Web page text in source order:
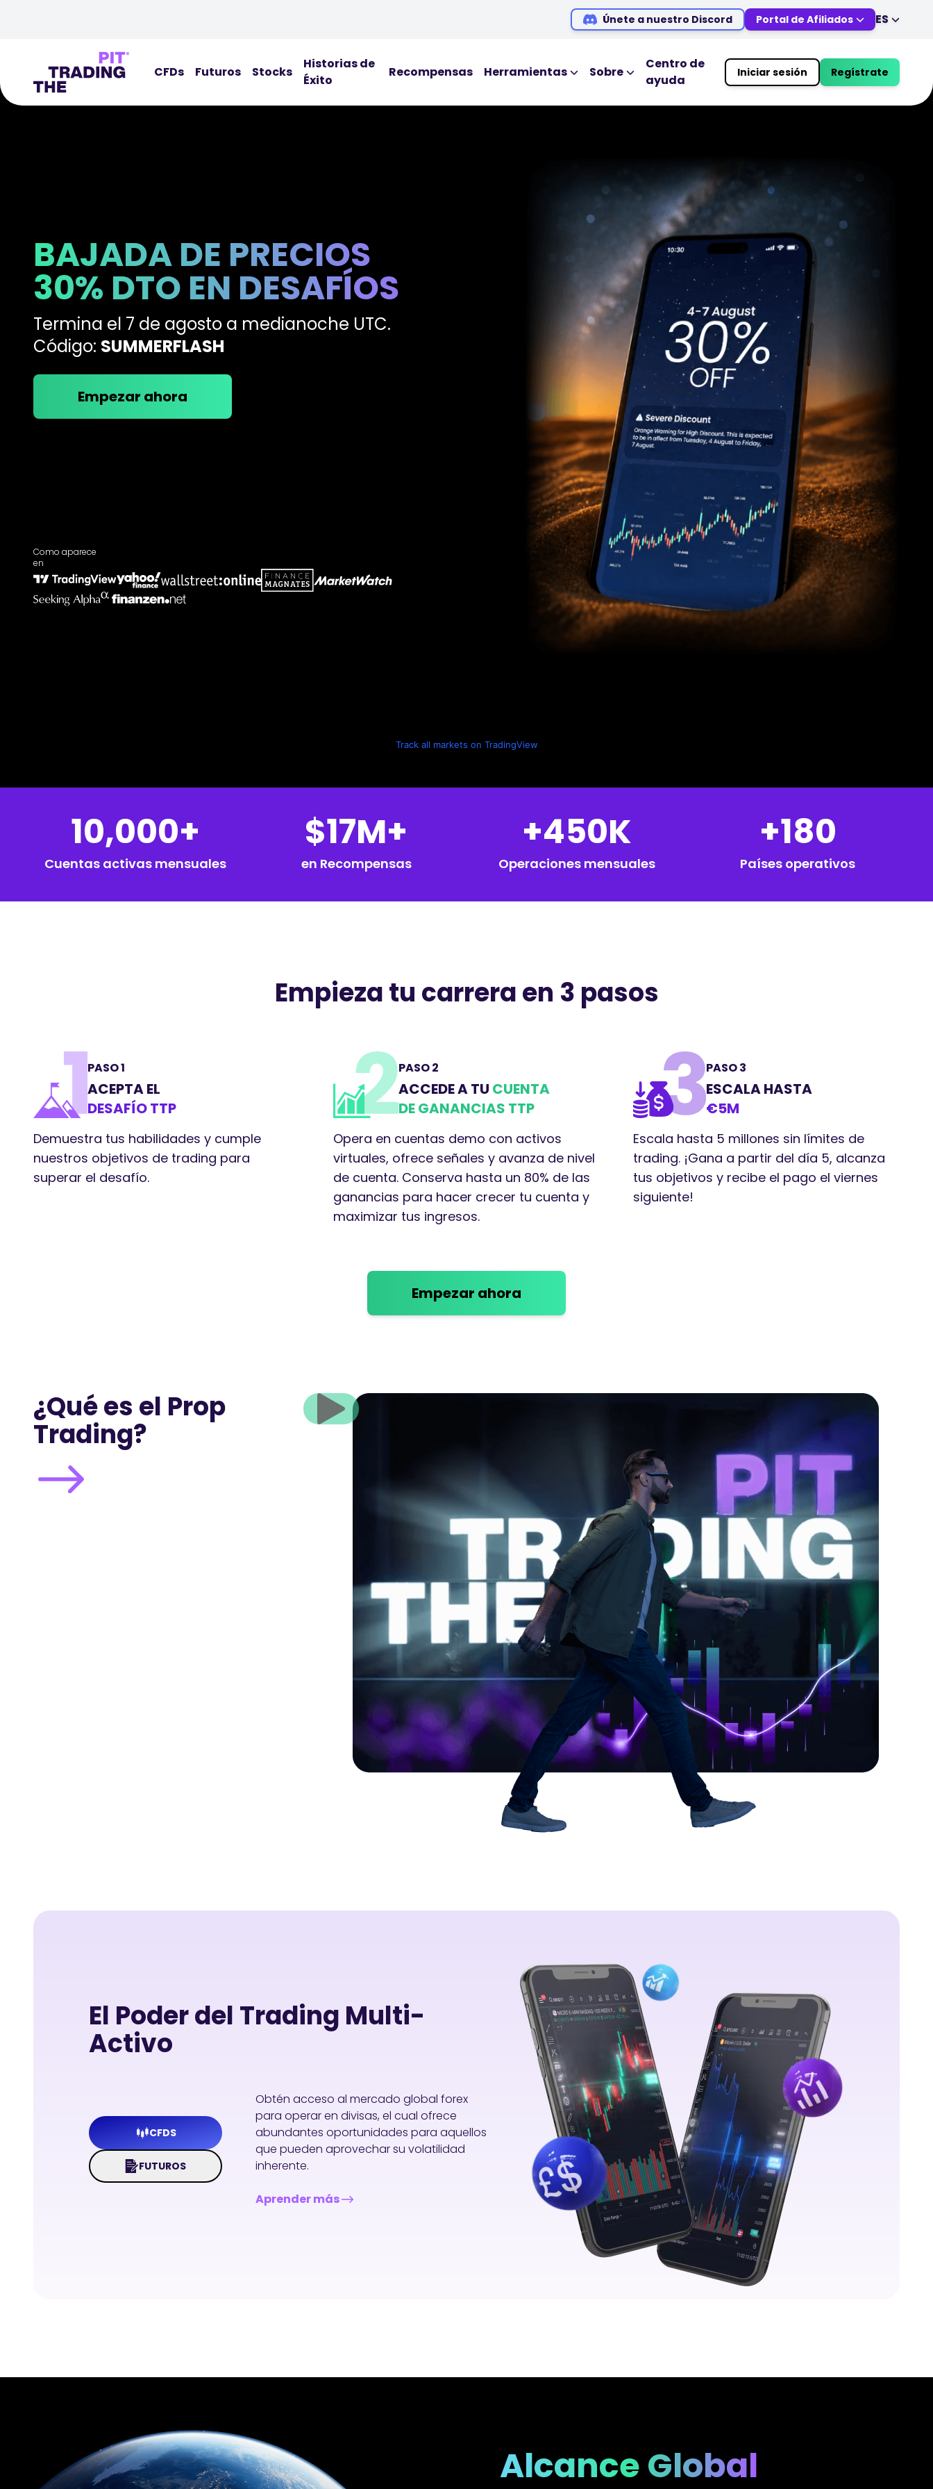
Únete a nuestro Discord Portal de Afiliados ES
EN
DE
MS
ZH
JA
AR
CFDs Futuros Stocks
Historias de
Éxito
Recompensas
Herramientas
Sobre
Centro de
ayuda
Iniciar sesión Regístrate
BAJADA DE PRECIOS
30% DTO EN DESAFÍOS
Termina el 7 de agosto a medianoche UTC.
Código: SUMMERFLASH
Empezar ahora
Como aparece
en
Track all markets on TradingView
10,000+
Cuentas activas mensuales
$17M+
en Recompensas
+450K
Operaciones mensuales
+180
Países operativos
Empieza tu carrera en 3 pasos
PASO 1
ACEPTA EL
DESAFÍO TTP
Demuestra tus habilidades y cumple
nuestros objetivos de trading para
superar el desafío.
PASO 2
ACCEDE A TU CUENTA
DE GANANCIAS TTP
Opera en cuentas demo con activos
virtuales, ofrece señales y avanza de nivel
de cuenta. Conserva hasta un 80% de las
ganancias para hacer crecer tu cuenta y
maximizar tus ingresos.
PASO 3
ESCALA HASTA
€5M
Escala hasta 5 millones sin límites de
trading. ¡Gana a partir del día 5, alcanza
tus objetivos y recibe el pago el viernes
siguiente!
Empezar ahora
¿Qué es el Prop
Trading?
El Poder del Trading Multi-
Activo
CFDS
FUTUROS
Obtén acceso al mercado global forex
para operar en divisas, el cual ofrece
abundantes oportunidades para aquellos
que pueden aprovechar su volatilidad
inherente.
Aprender más
Alcance Global